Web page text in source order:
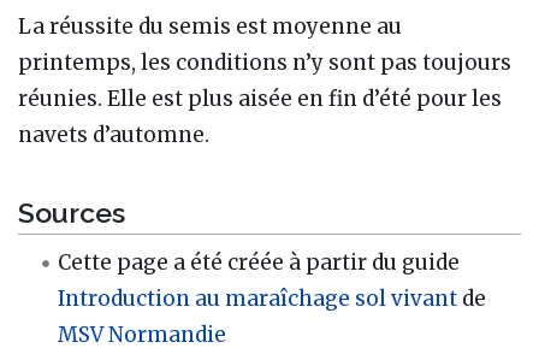
La réussite du semis est moyenne au
printemps, les conditions n’y sont pas toujours
réunies. Elle est plus aisée en fin d’été pour les
navets d’automne.
Sources
Cette page a été créée à partir du guide
Introduction au maraîchage sol vivant de
MSV Normandie